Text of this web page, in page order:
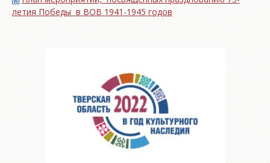
летия Победы в ВОВ 1941-1945 годов